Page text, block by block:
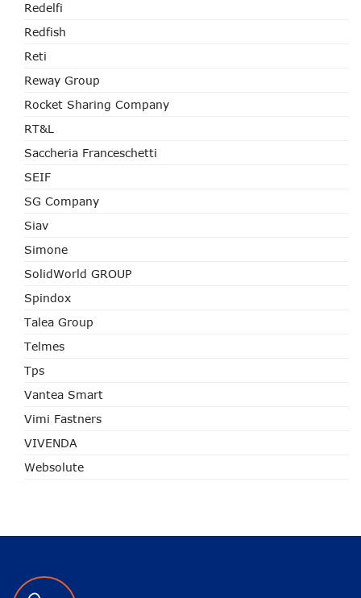
Redelfi
Redfish
Reti
Reway Group
Rocket Sharing Company
RT&L
Saccheria Franceschetti
SEIF
SG Company
Siav
Simone
SolidWorld GROUP
Spindox
Talea Group
Telmes
Tps
Vantea Smart
Vimi Fastners
VIVENDA
Websolute